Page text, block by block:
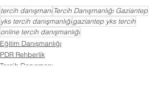
tercih danışmanı Tercih Danışmanlığı Gaziantep
yks tercih danışmanlığıgaziantep yks tercih
online tercih danışmanlığı
Eğitim Danışmanlığı
PDR Rehberlik
Tercih Danışmanı